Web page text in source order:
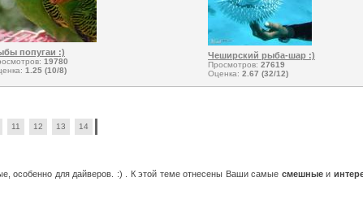
попугаи :)
19780
1.25 (10/8)
Чеширский рыба-шар :)
Просмотров: 27619
Оценка: 2.67 (32/12)
11 12 13 14
особенно для дайверов. :) . К этой теме отнесены Ваши самые смешныеи